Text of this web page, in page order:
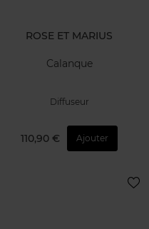
ROSE ET MARIUS
Calanque
Diffuseur
110,90 € Ajouter